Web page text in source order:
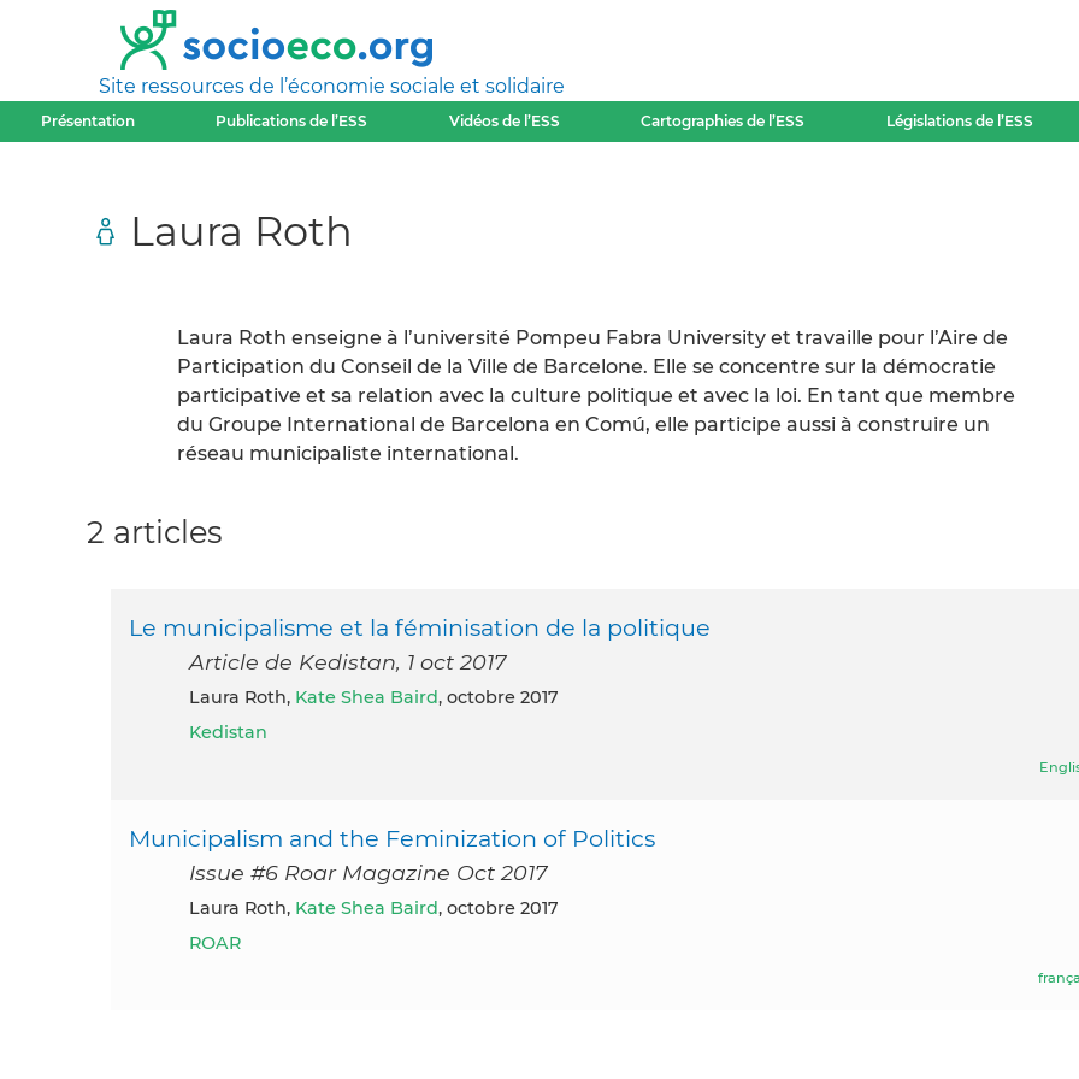
Site ressources de l’économie sociale et solidaire
Présentation Publications de l’ESS Vidéos de l’ESS Cartographies de l’ESS Législations de l’ESS
Laura Roth
Laura Roth enseigne à l’université Pompeu Fabra University et travaille pour l’Aire de
Participation du Conseil de la Ville de Barcelone. Elle se concentre sur la démocratie
participative et sa relation avec la culture politique et avec la loi. En tant que membre
du Groupe International de Barcelona en Comú, elle participe aussi à construire un
réseau municipaliste international.
2 articles
Le municipalisme et la féminisation de la politique
Article de Kedistan, 1 oct 2017
Laura Roth, Kate Shea Baird, octobre 2017
Kedistan
Municipalism and the Feminization of Politics
Issue #6 Roar Magazine Oct 2017
Laura Roth, Kate Shea Baird, octobre 2017
ROAR